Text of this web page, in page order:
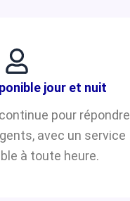
jour et nuit
pour répondre
avec un service
à toute heure.